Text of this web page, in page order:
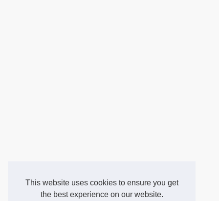
This website uses cookies to ensure you get
the best experience on our website.